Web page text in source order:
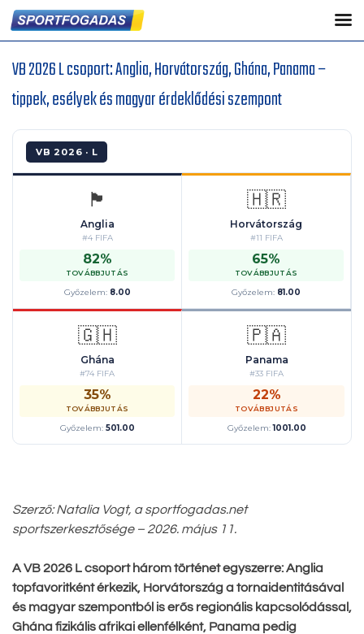
VB 2026 L csoport: Anglia, Horvátország, Ghána, Panama –
tippek, esélyek és magyar érdeklődési szempont
VB 2026 · L
🏴󠁧󠁢󠁥󠁮󠁧󠁿
Anglia
#4 FIFA
82%
TOVÁBBJUTÁS
Győzelem: 8.00
🇭🇷
Horvátország
#11 FIFA
65%
TOVÁBBJUTÁS
Győzelem: 81.00
🇬🇭
Ghána
#74 FIFA
35%
TOVÁBBJUTÁS
Győzelem: 501.00
🇵🇦
Panama
#33 FIFA
22%
TOVÁBBJUTÁS
Győzelem:1001.00
Szerző: Natalia Vogt, a sportfogadas.net
sportszerkesztősége – 2026. május 11.
A VB 2026 L csoport három történet egyszerre: Anglia
topfavoritként érkezik, Horvátország a tornaidentitásával
és magyar szempontból is erős regionális kapcsolódással,
Ghána fizikális afrikai ellenfélként, Panama pedig